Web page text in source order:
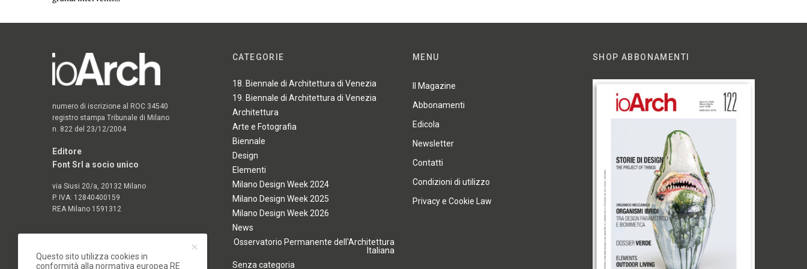
numero di iscrizione al ROC 34540
registro stampa Tribunale di Milano
n. 822 del 23/12/2004
Editore
Font Srl a socio unico
via Siusi 20/a, 20132 Milano
P. IVA: 12840400159
REA Milano 1591312
CATEGORIE
18. Biennale di Architettura di Venezia
19. Biennale di Architettura di Venezia
Architettura
Arte e Fotografia
Biennale
Design
Elementi
Milano Design Week 2024
Milano Design Week 2025
Milano Design Week 2026
News
Osservatorio Permanente dell'Architettura
Italiana
Senza categoria
MENU
Il Magazine
Abbonamenti
Edicola
Newsletter
Contatti
Condizioni di utilizzo
Privacy e Cookie Law
SHOP ABBONAMENTI
Questo sito utilizza cookies in
conformità alla normativa europea RE